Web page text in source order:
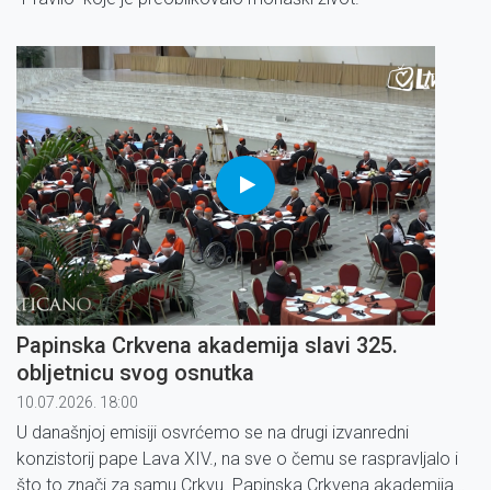
Papinska Crkvena akademija slavi 325.
obljetnicu svog osnutka
10.07.2026. 18:00
U današnjoj emisiji osvrćemo se na drugi izvanredni
konzistorij pape Lava XIV., na sve o čemu se raspravljalo i
što to znači za samu Crkvu. Papinska Crkvena akademija